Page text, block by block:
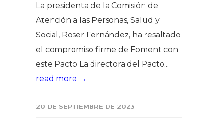
La presidenta de la Comisión de
Atención a las Personas, Salud y
Social, Roser Fernández, ha resaltado
el compromiso firme de Foment con
este Pacto La directora del Pacto...
read more →
20 DE SEPTIEMBRE DE 2023